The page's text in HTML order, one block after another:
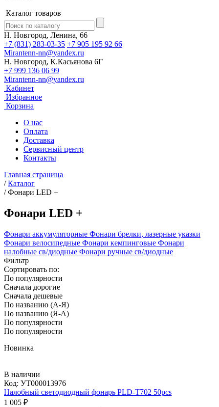
Каталог товаров
Н. Новгород, Ленина, 66
+7 (831) 283-03-35 +7 905 195 92 66
Mirantenn-nn@yandex.ru
Н. Новгород, К.Касьянова 6Г
+7 999 136 06 99
Mirantenn-nn@yandex.ru
Кабинет
Избранное
Корзина
О нас
Оплата
Доставка
Сервисный центр
Контакты
Главная страница
/ Каталог
/ Фонари LED +
Фонари LED +
Фонари аккумуляторные Фонари брелки, лазерные указки
Фонари велосипедные Фонари кемпинговые Фонари
налобные св/диодные Фонари ручные св/диодные
Фильтр
Сортировать по:
По популярности
Сначала дорогие
Сначала дешевые
По названию (А-Я)
По названию (Я-А)
По популярности
По популярности
Новинка
В наличии
Код: УТ000013976
Налобный светодиодный фонарь PLD-T702 50pcs
1 005 ₽